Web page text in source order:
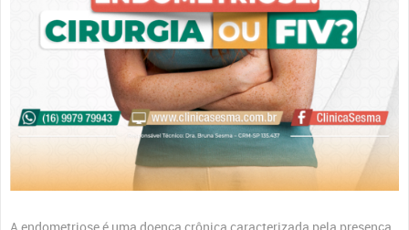
A endometriose é uma doença crônica caracterizada pela presença